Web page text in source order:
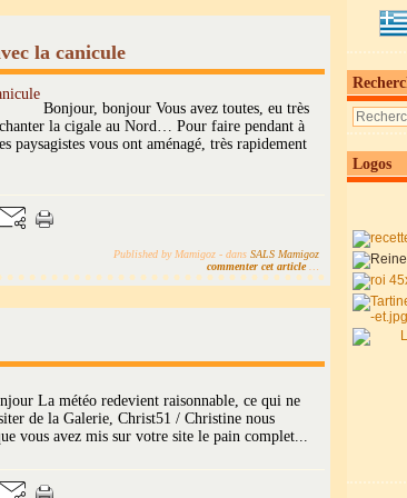
la canicule
Bonjour, bonjour Vous avez toutes, eu très
la cigale au Nord… Pour faire pendant à
vous ont aménagé, très rapidement
Published by Mamigoz - dans SALS Mamigoz
commenter cet article
La météo redevient raisonnable, ce qui ne
de la Galerie, Christ51 / Christine nous
vous avez mis sur votre site le pain complet...
Logos